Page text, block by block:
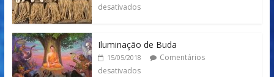
desativados
Iluminação de Buda
15/05/2018
Comentários
desativados